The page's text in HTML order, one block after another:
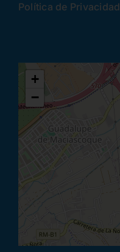
Política de Privacidad
+
−